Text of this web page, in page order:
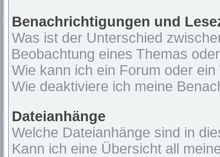
Benachrichtigungen und
Was ist der Unterschied
Beobachtung eines Themas
Wie kann ich ein Forum oder
Wie deaktiviere ich meine
Dateianhänge
Welche Dateianhänge sind in
Kann ich eine Übersicht all